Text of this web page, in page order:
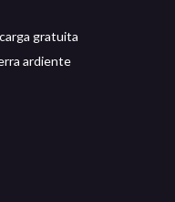
gratuita
ardiente